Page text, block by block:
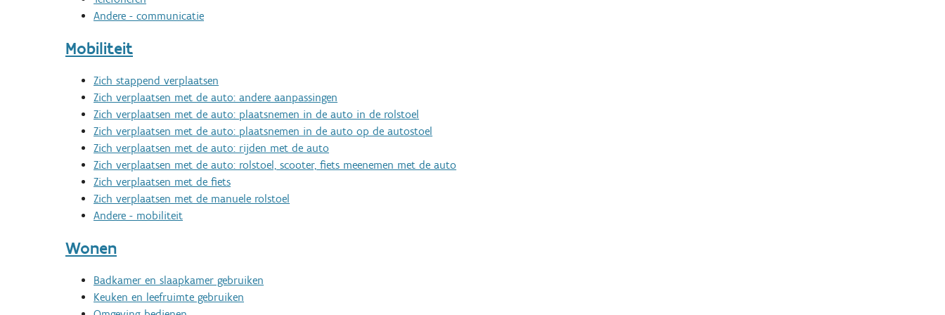
Andere - communicatie
Mobiliteit
Zich stappend verplaatsen
Zich verplaatsen met de auto: andere aanpassingen
Zich verplaatsen met de auto: plaatsnemen in de auto in de rolstoel
Zich verplaatsen met de auto: plaatsnemen in de auto op de autostoel
Zich verplaatsen met de auto: rijden met de auto
Zich verplaatsen met de auto: rolstoel, scooter, fiets meenemen met de auto
Zich verplaatsen met de fiets
Zich verplaatsen met de manuele rolstoel
Andere - mobiliteit
Wonen
Badkamer en slaapkamer gebruiken
Keuken en leefruimte gebruiken